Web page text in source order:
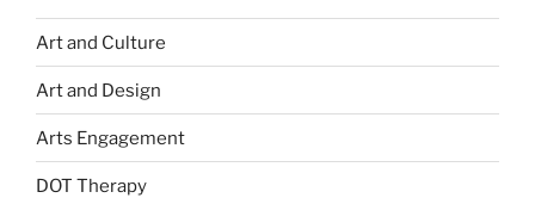
Art and Culture
Art and Design
Arts Engagement
DOT Therapy